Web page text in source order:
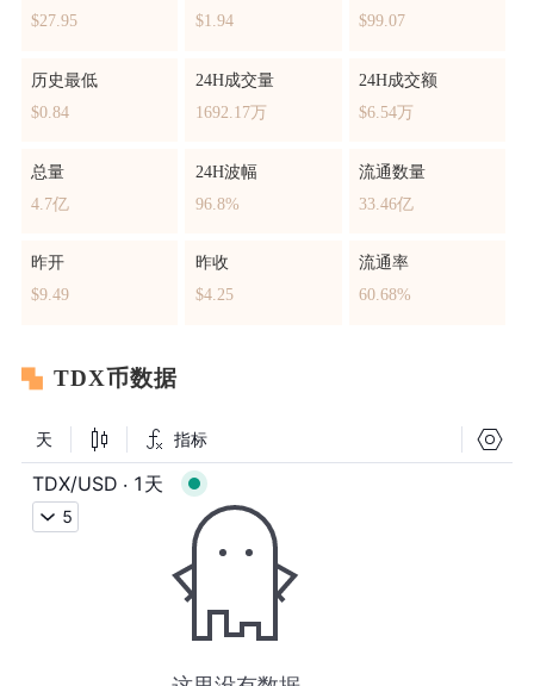
$27.95
$1.94
$99.07
历史最低
$0.84
24H成交量
1692.17万
24H成交额
$6.54万
总量
4.7亿
24H波幅
96.8%
流通数量
33.46亿
昨开
$9.49
昨收
$4.25
流通率
60.68%
TDX币数据